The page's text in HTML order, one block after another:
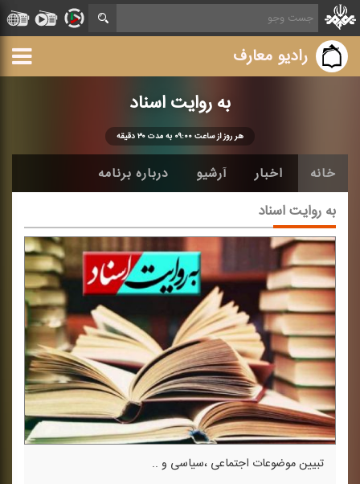
رادیو معارف
به روایت اسناد
هر روز از ساعت ۰۹:۰۰ به مدت ۳۰ دقیقه
خانه اخبار آرشیو درباره برنامه
به روایت اسناد
تبیین موضوعات اجتماعی ،‌سیاسی و ..